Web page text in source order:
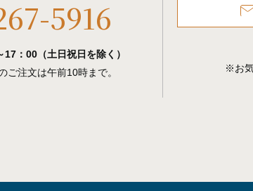
5916
：00（土日祝日を除く）
ご注文は午前10時まで。
※お